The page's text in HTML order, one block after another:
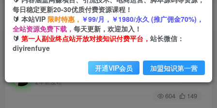
首页 创业课程 会员免费 正文
抖音AI换脸表情包小程序变现最新玩法，单条视频
变现1万+，普通人也能轻松玩转！
第一人副业终点站
2年前发布
关注 私信
604 149
每日稳定更新20-30优质付费资源课程！
🔰 本站VIP 限时特惠， ￥99/月，￥1980/永久 (推广佣金70%)，
全站资源免费下载， 每天更新，欢迎加入！
🔰 第一人副业终点站开放对接知识付费平台， 站长微信：
diyirenfuye
开通VIP会员 加盟知识第一营